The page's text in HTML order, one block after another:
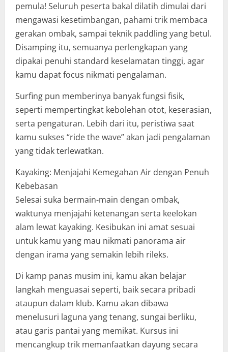
pemula! Seluruh peserta bakal dilatih dimulai dari
mengawasi kesetimbangan, pahami trik membaca
gerakan ombak, sampai teknik paddling yang betul.
Disamping itu, semuanya perlengkapan yang
dipakai penuhi standard keselamatan tinggi, agar
kamu dapat focus nikmati pengalaman.
Surfing pun memberinya banyak fungsi fisik,
seperti mempertingkat kebolehan otot, keserasian,
serta pengaturan. Lebih dari itu, peristiwa saat
kamu sukses “ride the wave” akan jadi pengalaman
yang tidak terlewatkan.
Kayaking: Menjajahi Kemegahan Air dengan Penuh
Kebebasan
Selesai suka bermain-main dengan ombak,
waktunya menjajahi ketenangan serta keelokan
alam lewat kayaking. Kesibukan ini amat sesuai
untuk kamu yang mau nikmati panorama air
dengan irama yang semakin lebih rileks.
Di kamp panas musim ini, kamu akan belajar
langkah menguasai seperti, baik secara pribadi
ataupun dalam klub. Kamu akan dibawa
menelusuri laguna yang tenang, sungai berliku,
atau garis pantai yang memikat. Kursus ini
mencangkup trik memanfaatkan dayung secara